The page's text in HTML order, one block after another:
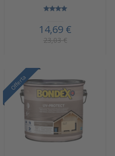
14,69 €
23,03 €
Offerta